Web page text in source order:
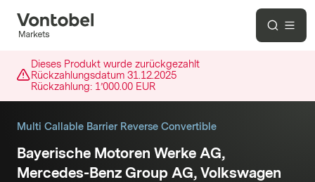
Dieses Produkt wurde zurückgezahlt
Rückzahlungsdatum 31.12.2025
Rückzahlung: 1’000.00 EUR
Multi Callable Barrier Reverse Convertible
Bayerische Motoren Werke AG,
Mercedes-Benz Group AG, Volkswagen